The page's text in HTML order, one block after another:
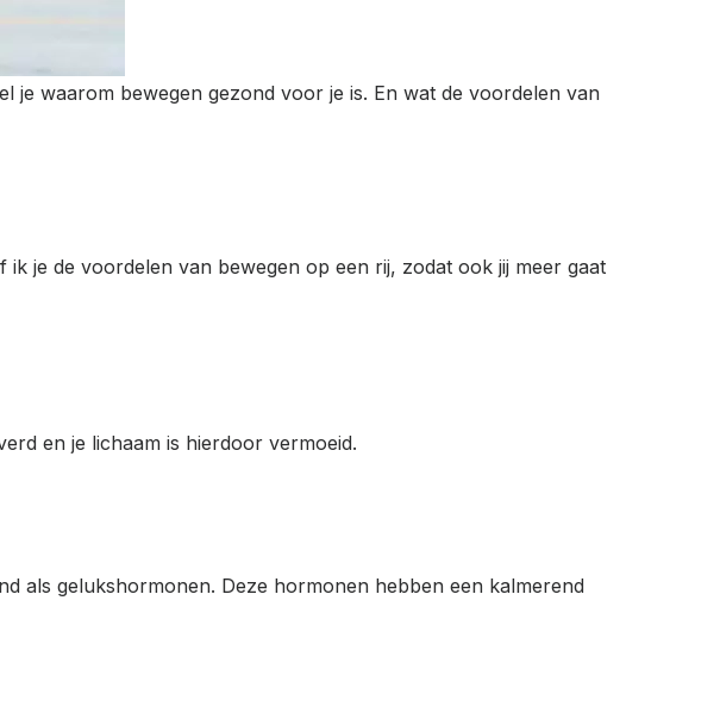
je waarom bewegen gezond voor je is. En wat de voordelen van
je de voordelen van bewegen op een rij, zodat ook jij meer gaat
en je lichaam is hierdoor vermoeid.
als gelukshormonen. Deze hormonen hebben een kalmerend